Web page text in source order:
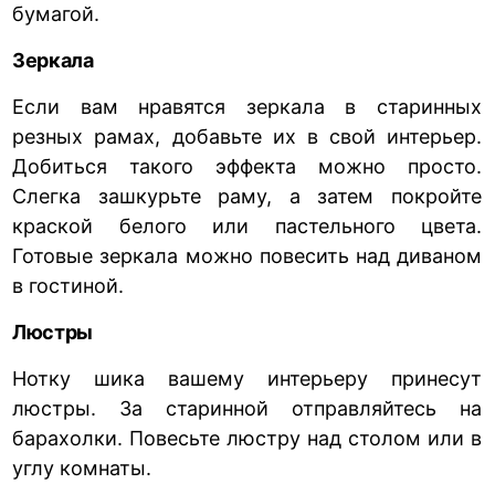
бумагой.
Зеркала
Если вам нравятся зеркала в старинных
резных рамах, добавьте их в свой интерьер.
Добиться такого эффекта можно просто.
Слегка зашкурьте раму, а затем покройте
краской белого или пастельного цвета.
Готовые зеркала можно повесить над диваном
в гостиной.
Люстры
Нотку шика вашему интерьеру принесут
люстры. За старинной отправляйтесь на
барахолки. Повесьте люстру над столом или в
углу комнаты.